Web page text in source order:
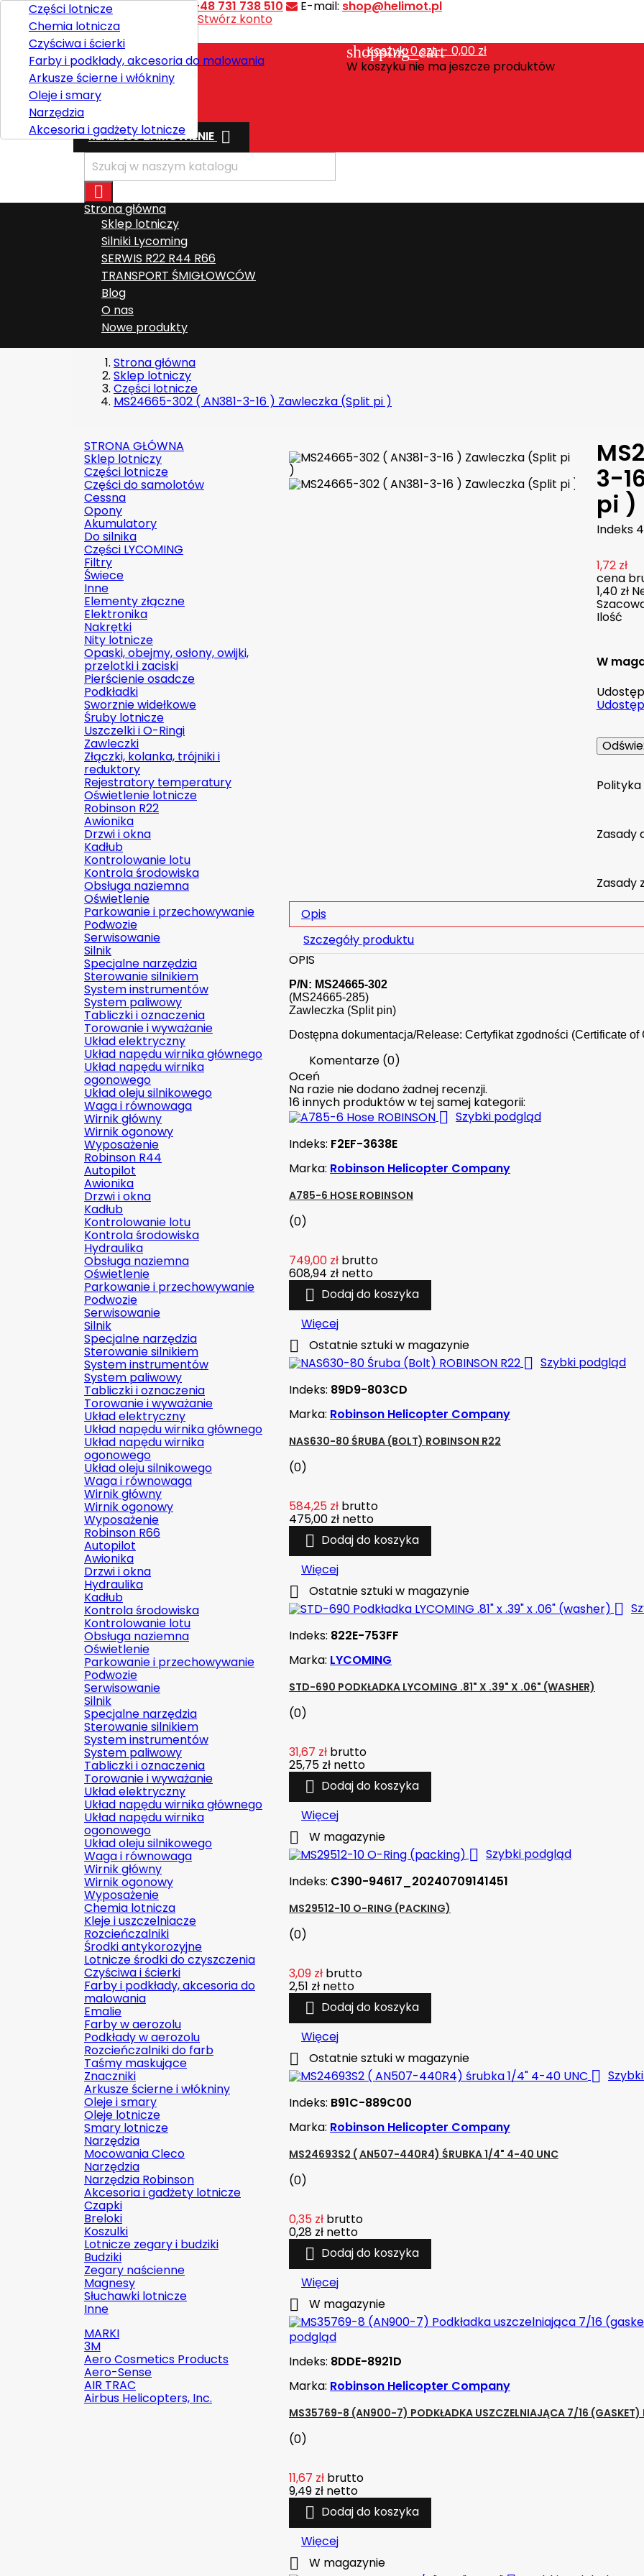
Kontakt Telefon:+48 731 738 510 E-mail: shop@helimot.pl
Witaj,
Stwórz konto
Polski
shopping_cart
Koszyk:0szt. - 0,00 zł
W koszyku nie ma jeszcze produktów
Wysyłka
Razem
REALIZUJ ZAMÓWIENIE 

Strona główna
Sklep lotniczy
Części lotnicze
Chemia lotnicza
Czyściwa i ścierki
Farby i podkłady, akcesoria do malowania
Arkusze ścierne i włókniny
Oleje i smary
Narzędzia
Akcesoria i gadżety lotnicze
Silniki Lycoming
SERWIS R22 R44 R66
TRANSPORT ŚMIGŁOWCÓW
Blog
O nas
Nowe produkty
Strona główna
Sklep lotniczy
Części lotnicze
MS24665-302 ( AN381-3-16 ) Zawleczka (Split pi )
STRONA GŁÓWNA
Sklep lotniczy
Części lotnicze
Części do samolotów
Cessna
Opony
Akumulatory
Do silnika
Części LYCOMING
Filtry
Świece
Inne
Elementy złączne
Elektronika
Nakrętki
Nity lotnicze
Opaski, obejmy, osłony, owijki,
przelotki i zaciski
Pierścienie osadcze
Podkładki
Sworznie widełkowe
Śruby lotnicze
Uszczelki i O-Ringi
Zawleczki
Złączki, kolanka, trójniki i
reduktory
Rejestratory temperatury
Oświetlenie lotnicze
Robinson R22
Awionika
Drzwi i okna
Kadłub
Kontrolowanie lotu
Kontrola środowiska
Obsługa naziemna
Oświetlenie
Parkowanie i przechowywanie
Podwozie
Serwisowanie
Silnik
Specjalne narzędzia
Sterowanie silnikiem
System instrumentów
System paliwowy
Tabliczki i oznaczenia
Torowanie i wyważanie
Układ elektryczny
Układ napędu wirnika głównego
Układ napędu wirnika
ogonowego
Układ oleju silnikowego
Waga i równowaga
Wirnik główny
Wirnik ogonowy
Wyposażenie
Robinson R44
Autopilot
Awionika
Drzwi i okna
Kadłub
Kontrolowanie lotu
Kontrola środowiska
Hydraulika
Obsługa naziemna
Oświetlenie
Parkowanie i przechowywanie
Podwozie
Serwisowanie
Silnik
Specjalne narzędzia
Sterowanie silnikiem
System instrumentów
System paliwowy
Tabliczki i oznaczenia
Torowanie i wyważanie
Układ elektryczny
Układ napędu wirnika głównego
Układ napędu wirnika
ogonowego
Układ oleju silnikowego
Waga i równowaga
Wirnik główny
Wirnik ogonowy
Wyposażenie
Robinson R66
Autopilot
Awionika
Drzwi i okna
Hydraulika
Kadłub
Kontrola środowiska
Kontrolowanie lotu
Obsługa naziemna
Oświetlenie
Parkowanie i przechowywanie
Podwozie
Serwisowanie
Silnik
Specjalne narzędzia
Sterowanie silnikiem
System instrumentów
System paliwowy
Tabliczki i oznaczenia
Torowanie i wyważanie
Układ elektryczny
Układ napędu wirnika głównego
Układ napędu wirnika
ogonowego
Układ oleju silnikowego
Waga i równowaga
Wirnik główny
Wirnik ogonowy
Wyposażenie
Chemia lotnicza
Kleje i uszczelniacze
Rozcieńczalniki
Środki antykorozyjne
Lotnicze środki do czyszczenia
Czyściwa i ścierki
Farby i podkłady, akcesoria do
malowania
Emalie
Farby w aerozolu
Podkłady w aerozolu
Rozcieńczalniki do farb
Taśmy maskujące
Znaczniki
Arkusze ścierne i włókniny
Oleje i smary
Oleje lotnicze
Smary lotnicze
Narzędzia
Mocowania Cleco
Narzędzia
Narzędzia Robinson
Akcesoria i gadżety lotnicze
Czapki
Breloki
Koszulki
Lotnicze zegary i budziki
Budziki
Zegary naścienne
Magnesy
Słuchawki lotnicze
Inne
MARKI
3M
Aero Cosmetics Products
Aero-Sense
AIR TRAC
Airbus Helicopters, Inc.
3-
pi )
Indeks
1,72 zł
cena
1,40 zł
Ilość
W
Zasady
Zasady
Opis
Szczegóły produktu
OPIS
P/N: MS24665-302
(MS24665-285)
Zawleczka (Split pin)
Dostępna dokumentacja/Release: Certyfikat zgodności (Certificate of
Komentarze (0)
Oceń
Na razie nie dodano żadnej recenzji.
16 innych produktów w tej samej kategorii:
 Szybki podgląd
Indeks: F2EF-3638E
Marka: Robinson Helicopter Company
A785-6 HOSE ROBINSON
(0)
749,00 zł brutto
608,94 zł netto
 Dodaj do koszyka
Więcej
 Ostatnie sztuki w magazynie
 Szybki podgląd
Indeks: 89D9-803CD
Marka: Robinson Helicopter Company
NAS630-80 ŚRUBA (BOLT) ROBINSON R22
(0)
584,25 zł brutto
475,00 zł netto
 Dodaj do koszyka
Więcej
 Ostatnie sztuki w magazynie

Indeks: 822E-753FF
Marka: LYCOMING
STD-690 PODKŁADKA LYCOMING .81" X .39" X .06" (WASHER)
(0)
31,67 zł brutto
25,75 zł netto
 Dodaj do koszyka
Więcej
 W magazynie
 Szybki podgląd
Indeks: C390-94617_20240709141451
MS29512-10 O-RING (PACKING)
(0)
3,09 zł brutto
2,51 zł netto
 Dodaj do koszyka
Więcej
 Ostatnie sztuki w magazynie

Indeks: B91C-889C00
Marka: Robinson Helicopter Company
MS24693S2 ( AN507-440R4) ŚRUBKA 1/4" 4-40 UNC
(0)
0,35 zł brutto
0,28 zł netto
 Dodaj do koszyka
Więcej
 W magazynie
podgląd
Indeks: 8DDE-8921D
Marka: Robinson Helicopter Company
MS35769-8 (AN900-7) PODKŁADKA USZCZELNIAJĄCA 7/16 (GASKET)
(0)
11,67 zł brutto
9,49 zł netto
 Dodaj do koszyka
Więcej
 W magazynie